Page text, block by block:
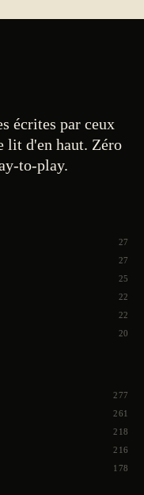
écrites par ceux
lit d'en haut. Zéro
to-play.
27
27
25
22
22
20
277
261
218
216
178